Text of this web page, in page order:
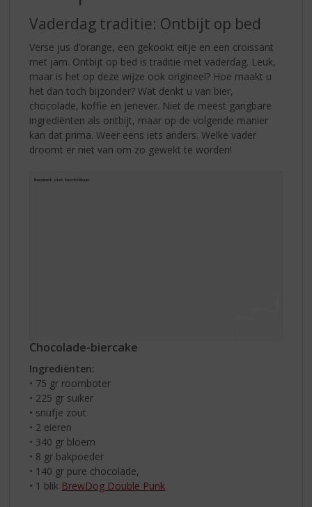
Vaderdag traditie: Ontbijt op bed
Verse jus d’orange, een gekookt eitje en een croissant
met jam. Ontbijt op bed is traditie met vaderdag. Leuk,
maar is het op deze wijze ook origineel? Hoe maakt u
het dan toch bijzonder? Wat denkt u van bier,
chocolade, koffie en jenever. Niet de meest gangbare
ingrediënten als ontbijt, maar op de volgende manier
kan dat prima. Weer eens iets anders. Welke vader
droomt er niet van om zo gewekt te worden!
Chocolade-biercake
Ingrediënten:
• 75 gr roomboter
• 225 gr suiker
• snufje zout
• 2 eieren
• 340 gr bloem
• 8 gr bakpoeder
• 140 gr pure chocolade,
• 1 blik BrewDog Double Punk